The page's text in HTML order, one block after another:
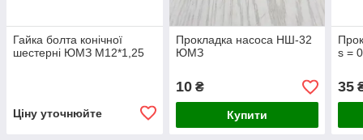
Гайка болта конічної
шестерні ЮМЗ М12*1,25
Ціну уточнюйте
Прокладка насоса НШ-32
ЮМЗ
10₴
Купити
s =
35